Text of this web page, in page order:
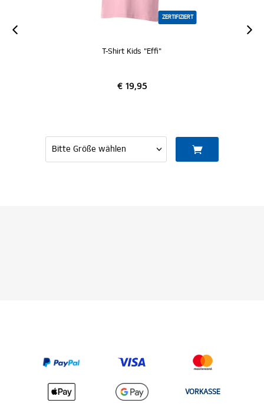
ZERTIFIZIERT
T-Shirt Kids "Effi"
€ 19,95
VORKASSE